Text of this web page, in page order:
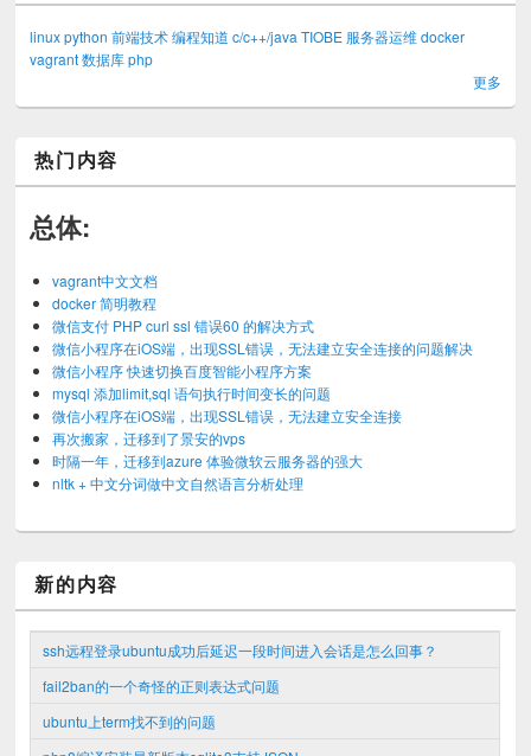
linux python 前端技术 编程知道 c/c++/java TIOBE 服务器运维 docker
vagrant 数据库 php
更多
热门内容
总体:
vagrant中文文档
docker 简明教程
微信支付 PHP curl ssl 错误60 的解决方式
微信小程序在iOS端，出现SSL错误，无法建立安全连接的问题解决
微信小程序 快速切换百度智能小程序方案
mysql 添加limit,sql 语句执行时间变长的问题
微信小程序在iOS端，出现SSL错误，无法建立安全连接
再次搬家，迁移到了景安的vps
时隔一年，迁移到azure 体验微软云服务器的强大
nltk + 中文分词做中文自然语言分析处理
新的内容
ssh远程登录ubuntu成功后延迟一段时间进入会话是怎么回事？
fail2ban的一个奇怪的正则表达式问题
ubuntu上term找不到的问题